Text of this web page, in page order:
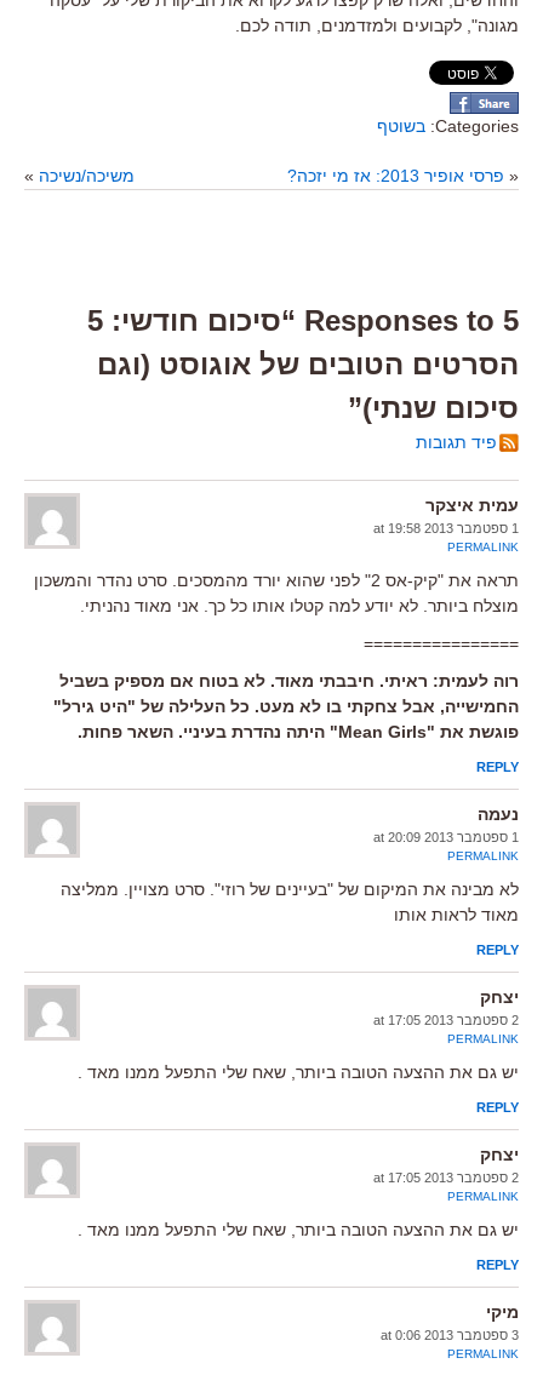
מגונה", לקבועים ולמזדמנים, תודה לכם.
Categories: בשוטף
« פרסי אופיר 2013: אז מי יזכה? משיכה/נשיכה »
5 Responses to “סיכום חודשי: 5
הסרטים הטובים של אוגוסט (וגם
סיכום שנתי)”
פיד תגובות
עמית איצקר
1 ספטמבר 2013 at 19:58
PERMALINK
תראה את "קיק-אס 2" לפני שהוא יורד מהמסכים. סרט נהדר והמשכון
מוצלח ביותר. לא יודע למה קטלו אותו כל כך. אני מאוד נהניתי.
================
רוה לעמית: ראיתי. חיבבתי מאוד. לא בטוח אם מספיק בשביל
החמישייה, אבל צחקתי בו לא מעט. כל העלילה של "היט גירל"
פוגשת את "Mean Girls" היתה נהדרת בעיניי. השאר פחות.
REPLY
נעמה
1 ספטמבר 2013 at 20:09
PERMALINK
לא מבינה את המיקום של "בעיינים של רוזי". סרט מצויין. ממליצה
מאוד לראות אותו
REPLY
יצחק
2 ספטמבר 2013 at 17:05
PERMALINK
יש גם את ההצעה הטובה ביותר, שאח שלי התפעל ממנו מאד .
REPLY
יצחק
2 ספטמבר 2013 at 17:05
PERMALINK
יש גם את ההצעה הטובה ביותר, שאח שלי התפעל ממנו מאד .
REPLY
מיקי
3 ספטמבר 2013 at 0:06
PERMALINK